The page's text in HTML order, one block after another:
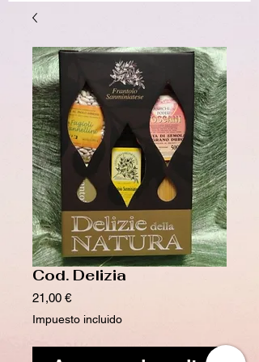
Cod. Delizia
21,00 €Precio
Impuesto incluido